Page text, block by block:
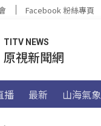
Facebook 粉絲專頁
TITV NEWS
原視新聞網
播 最新 山海氣象